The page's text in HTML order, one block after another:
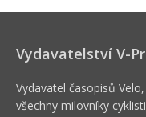
Vydavatelství V-
Vydavatel časopisů
všechny milovníky